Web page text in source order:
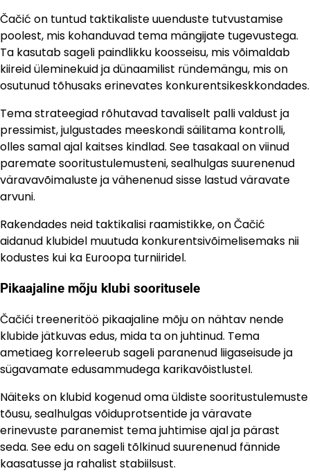
Čačić on tuntud taktikaliste uuenduste tutvustamise
poolest, mis kohanduvad tema mängijate tugevustega.
Ta kasutab sageli paindlikku koosseisu, mis võimaldab
kiireid üleminekuid ja dünaamilist ründemängu, mis on
osutunud tõhusaks erinevates konkurentsikeskkondades.
Tema strateegiad rõhutavad tavaliselt palli valdust ja
pressimist, julgustades meeskondi säilitama kontrolli,
olles samal ajal kaitses kindlad. See tasakaal on viinud
paremate sooritustulemusteni, sealhulgas suurenenud
väravavõimaluste ja vähenenud sisse lastud väravate
arvuni.
Rakendades neid taktikalisi raamistikke, on Čačić
aidanud klubidel muutuda konkurentsivõimelisemaks nii
kodustes kui ka Euroopa turniiridel.
Pikaajaline mõju klubi sooritusele
Čačići treeneritöö pikaajaline mõju on nähtav nende
klubide jätkuvas edus, mida ta on juhtinud. Tema
ametiaeg korreleerub sageli paranenud liigaseisude ja
sügavamate edusammudega karikavõistlustel.
Näiteks on klubid kogenud oma üldiste sooritustulemuste
tõusu, sealhulgas võiduprotsentide ja väravate
erinevuste paranemist tema juhtimise ajal ja pärast
seda. See edu on sageli tõlkinud suurenenud fännide
kaasatusse ja rahalist stabiilsust.